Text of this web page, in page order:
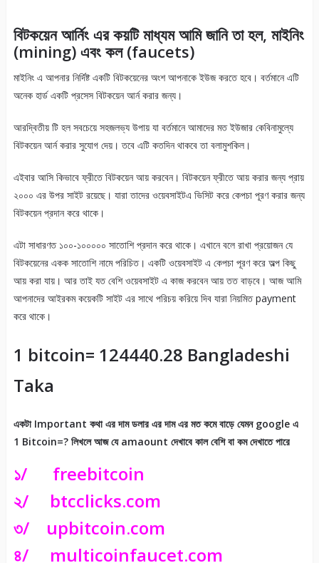
বিটকয়েন আর্নিং এর কয়টি মাধ্যম আমি জানি তা হল, মাইনিং
(mining) এবং কল (faucets)
মাইনিং এ আপনার নির্দিষ্ট একটি বিটকয়েনের অংশ আপনাকে ইউজ করতে হবে। বর্তমানে এটি
অনেক হার্ড একটি প্রসেস বিটকয়েন আর্ন করার জন্য।
আরদ্বিতীয় টি হল সবচেয়ে সহজলভ্য উপায় যা বর্তমানে আমাদের মত ইউজার কেবিনামুল্যে
বিটকয়েন আর্ন করার সুযোগ দেয়। তবে এটি কতদিন থাকবে তা বলামুশকিল।
এইবার আসি কিভাবে ফ্রীতে বিটকয়েন আয় করবেন। বিটকয়েন ফ্রীতে আয় করার জন্য প্রায়
২০০০ এর উপর সাইট রয়েছে। যারা তাদের ওয়েবসাইটএ ভিসিট করে কেপচা পূরণ করার জন্য
বিটকয়েন প্রদান করে থাকে।
এটা সাধারণত ১০০-১০০০০০ সাতোশি প্রদান করে থাকে। এখানে বলে রাখা প্রয়োজন যে
বিটকয়েনের একক সাতোশি নামে পরিচিত। একটি ওয়েবসাইট এ কেপচা পূরণ করে অল্প কিছু
আয় করা যায়। আর তাই যত বেশি ওয়েবসাইট এ কাজ করবেন আয় তত বাড়বে। আজ আমি
আপনাদের আইরকম কয়েকটি সাইট এর সাথে পরিচয় করিয়ে দিব যারা নিয়মিত payment
করে থাকে।
1 bitcoin= 124440.28 Bangladeshi
Taka
একটা Important কথা এর দাম ডলার এর দাম এর মত কমে বাড়ে যেমন google এ
1 Bitcoin=? লিখলে আজ যে amaount দেখাবে কাল বেশি বা কম দেখাতে পারে
১/ freebitcoin
২/ btcclicks.com
৩/ upbitcoin.com
৪/ multicoinfaucet.com